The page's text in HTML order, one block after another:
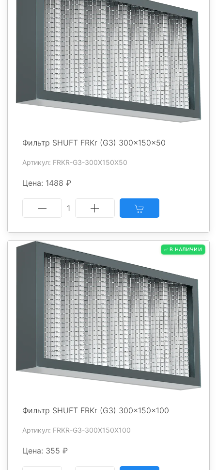
Фильтр SHUFT FRKr (G3) 300x150x50
Артикул: FRKR-G3-300X150X50
Цена: 1488 ₽
1
✅ В НАЛИЧИИ
Фильтр SHUFT FRKr (G3) 300x150x100
Артикул: FRKR-G3-300X150X100
Цена: 355 ₽